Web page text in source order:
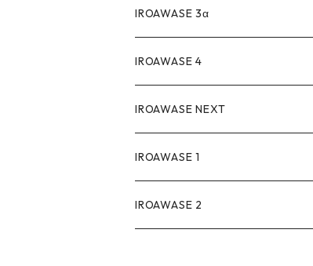
IROAWASE 3α
IROAWASE 4
IROAWASE NEXT
IROAWASE 1
IROAWASE 2